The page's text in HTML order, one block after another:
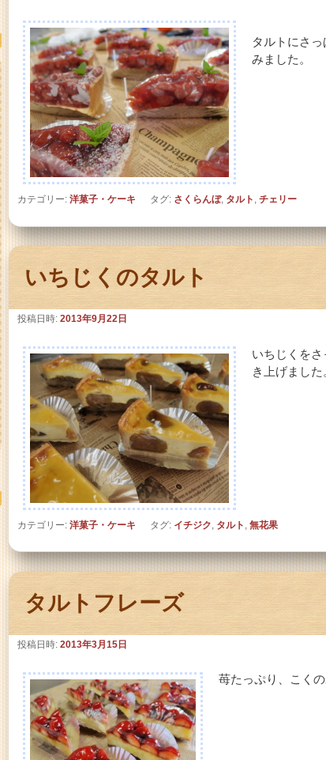
タルトにさ
みました。
カテゴリー: 洋菓子・ケーキ タグ: さくらんぼ, タルト , チェリー
いちじくのタルト
投稿日時: 2013年9月22日
いちじくを
き上げました
カテゴリー: 洋菓子・ケーキ タグ: イチジク, タルト , 無花果
タルトフレーズ
投稿日時: 2013年3月15日
苺たっぷり、こく